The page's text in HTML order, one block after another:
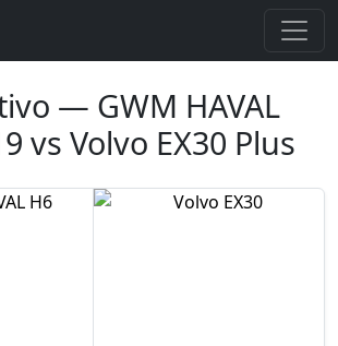
— GWM HAVAL
vs Volvo EX30 Plus